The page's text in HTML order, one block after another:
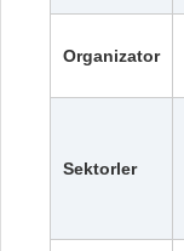
Organizator
Sektorler